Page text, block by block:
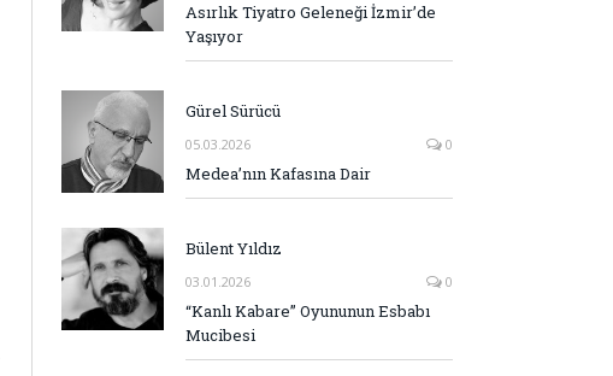
Asırlık Tiyatro Geleneği İzmir’de
Yaşıyor
Gürel Sürücü
05.03.2026 0
Medea’nın Kafasına Dair
Bülent Yıldız
03.01.2026 0
“Kanlı Kabare” Oyununun Esbabı
Mucibesi